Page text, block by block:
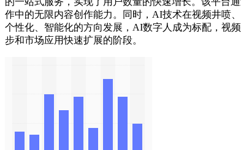
作中的无限内容创作能力。同时，AI技术在视频井喷
个性化、智能化的方向发展，AI数字人成为标配，视
步和市场应用快速扩展的阶段。